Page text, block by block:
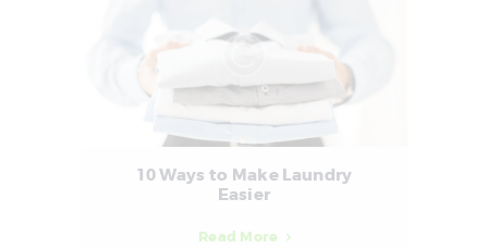
10 Ways to Make Laundry
Easier
Read More